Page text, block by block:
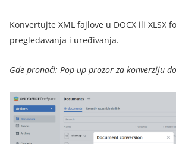
Konvertujte XML fajlove u DOCX ili XLSX
pregledavanja i uređivanja.
Gde pronaći: Pop-up prozor za konverziju